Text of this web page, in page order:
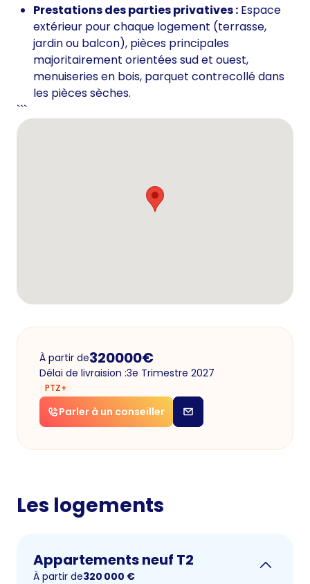
Prestations des parties privatives : Espace
extérieur pour chaque logement (terrasse,
jardin ou balcon), pièces principales
majoritairement orientées sud et ouest,
menuiseries en bois, parquet contrecollé dans
les pièces sèches.
```
À partir de320000€
Délai de livraision :3e Trimestre 2027
PTZ+
Parler à un conseiller
Les logements
Appartements neuf T2
À partir de320 000 €